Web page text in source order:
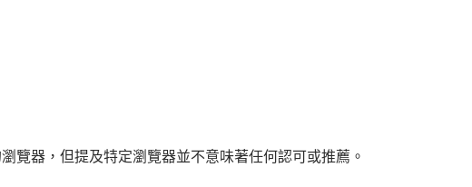
覽器，但提及特定瀏覽器並不意味著任何認可或推薦。